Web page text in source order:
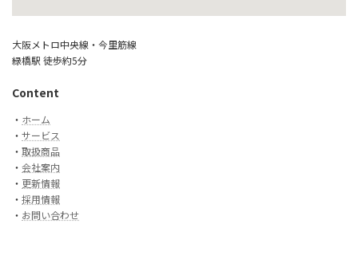
大阪メトロ中央線・今里筋線
緑橋駅 徒歩約5分
Content
・ ホーム
・ サービス
・ 取扱商品
・ 会社案内
・ 更新情報
・ 採用情報
・ お問い合わせ